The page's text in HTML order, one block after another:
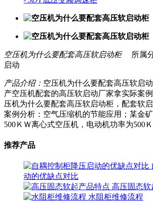
空压机为什么要配套高压软启动柜
所属
启动
产品介绍： 空压机为什么要配套高压软启
产空压机配套的高压软启动厂家拿实际案
压机为什么要配套高压软启动柜，配套软
案例分析：空气压缩机的节能应用；某金
500ＫＷ离心式空压机，电动机功率为500
推荐产品
动的优缺点对比
高压固态
水阻柜维修流程